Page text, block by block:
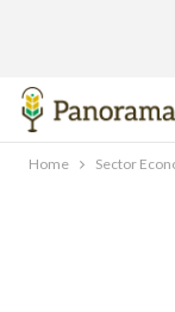
Home Sector